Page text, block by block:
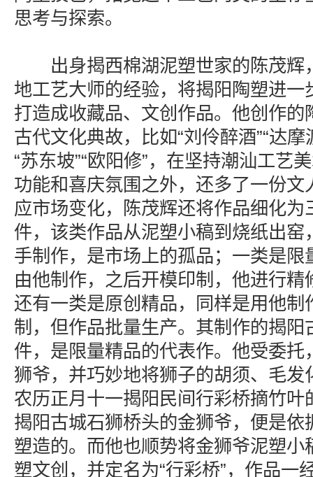
思考与探索。
出身揭西棉湖泥塑世家的陈茂辉
地工艺大师的经验，将揭阳陶塑进一
打造成收藏品、文创作品。他创作的
古代文化典故，比如“刘伶醉酒”“达摩
“苏东坡”“欧阳修”，在坚持潮汕工艺
功能和喜庆氛围之外，还多了一份文
应市场变化，陈茂辉还将作品细化为
件，该类作品从泥塑小稿到烧纸出窑
手制作，是市场上的孤品；一类是限
由他制作，之后开模印制，他进行精
还有一类是原创精品，同样是用他制
制，但作品批量生产。其制作的揭阳
件，是限量精品的代表作。他受委托
狮爷，并巧妙地将狮子的胡须、毛发
农历正月十一揭阳民间行彩桥摘竹叶
揭阳古城石狮桥头的金狮爷，便是依
塑造的。而他也顺势将金狮爷泥塑小
塑文创，并定名为“行彩桥”，作品一